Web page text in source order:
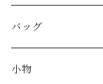
FENDI
miu miu
バッグ
ショルダーバッグ
小物